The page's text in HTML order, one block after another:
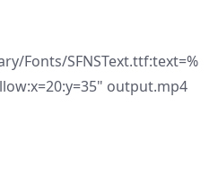
Fonts/SFNSText.ttf:text=%
output.mp4